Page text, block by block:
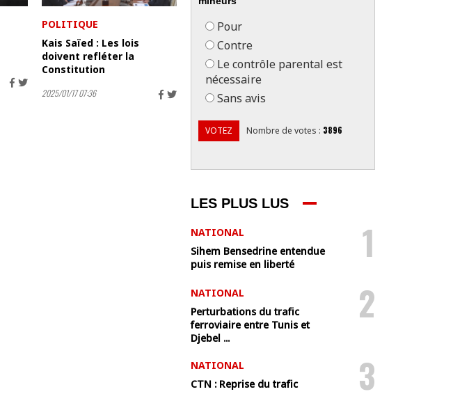
POLITIQUE
Kais Saïed : Les lois
doivent refléter la
Constitution
2025/01/17 07:36
Pour
Contre
Le contrôle parental est
nécessaire
Sans avis
VOTEZ Nombre de votes : 3896
LES PLUS LUS
NATIONAL
Sihem Bensedrine entendue
puis remise en liberté
1
NATIONAL
Perturbations du trafic
ferroviaire entre Tunis et
Djebel ...
2
NATIONAL
CTN : Reprise du trafic
3